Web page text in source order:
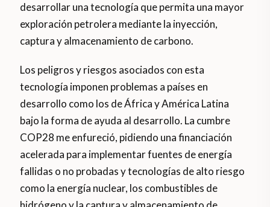
desarrollar una tecnología que permita una mayor
exploración petrolera mediante la inyección,
captura y almacenamiento de carbono.
Los peligros y riesgos asociados con esta
tecnología imponen problemas a países en
desarrollo como los de África y América Latina
bajo la forma de ayuda al desarrollo. La cumbre
COP28 me enfureció, pidiendo una financiación
acelerada para implementar fuentes de energía
fallidas o no probadas y tecnologías de alto riesgo
como la energía nuclear, los combustibles de